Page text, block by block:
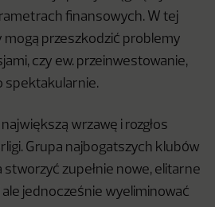
finansowych. W tej
przeszkodzić problemy
czy ew. przeinwestowanie,
spektakularnie.
wrzawę i rozgłos
Grupa najbogatszych klubów
stworzyć zupełnie nowe, elitarne
jednocześnie wyeliminować